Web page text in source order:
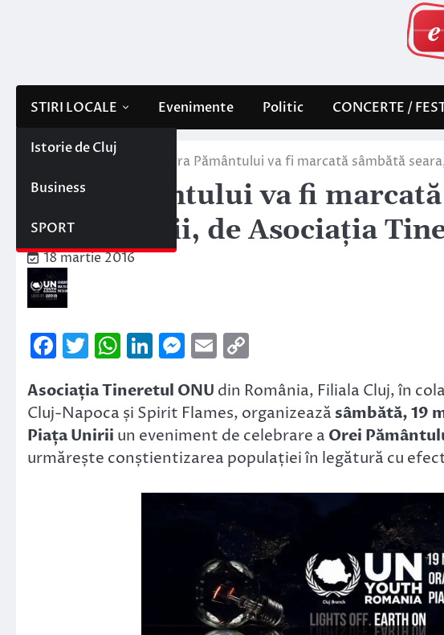
STIRI LOCALE
Istorie de Cluj
Business
SPORT
Evenimente Politic CONCERTE /
Stiri locale Ora Pământului va fi marcată sâmbătă
Ora Pământului va fi
Piața Unirii, de Asociația
18 martie 2016
Facebook
Twitter
WhatsApp
LinkedIn
Messenger
Email
Asociația Tineretul ONU din România, Filiala Cluj, în
Cluj-Napoca și Spirit Flames, organizează sâmbătă, 19
Piața Unirii un eveniment de celebrare a Orei
urmărește conștientizarea populației în legătură cu